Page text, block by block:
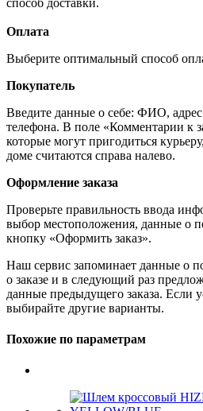
способ доставки.
Оплата
Выберите оптимальный способ
Покупатель
Введите данные о себе: ФИО,
телефона. В поле «Комментарии к
которые могут пригодиться
доме считаются справа налево.
Оформление заказа
Проверьте правильность ввода
выбор местоположения, данные о
кнопку «Оформить заказ».
Наш сервис запоминает данные о
о заказе и в следующий раз
данные предыдущего заказа. Если
выбирайте другие варианты.
Похожие по параметрам